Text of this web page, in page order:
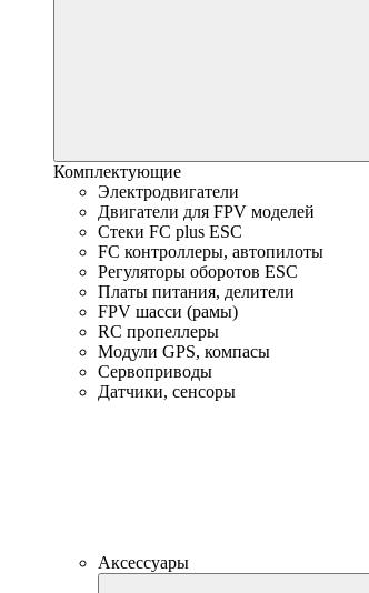
Комплектующие
Электродвигатели
Двигатели для FPV моделей
Стеки FC plus ESC
FC контроллеры, автопилоты
Регуляторы оборотов ESC
Платы питания, делители
FPV шасси (рамы)
RC пропеллеры
Модули GPS, компасы
Сервоприводы
Датчики, сенсоры
Аксессуары